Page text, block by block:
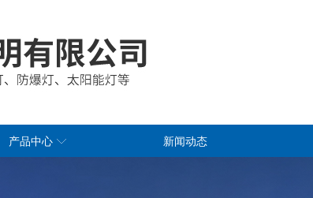
产品中心 新闻动态